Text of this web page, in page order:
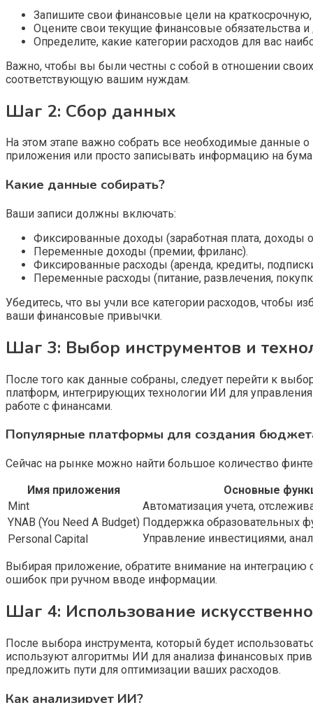
Запишите свои финансовые цели на
Оцените свои текущие финансовые обязательства
Определите, какие категории расходов для вас
Важно, чтобы вы были честны с собой в отношении
соответствующую вашим нуждам.
Шаг 2: Сбор данных
На этом этапе важно собрать все необходимые данные
приложения или просто записывать информацию на
Какие данные собирать?
Ваши записи должны включать:
Фиксированные доходы (заработная плата, доходы
Переменные доходы (премии, фриланс).
Фиксированные расходы (аренда, кредиты,
Переменные расходы (питание, развлечения,
Убедитесь, что вы учли все категории расходов, чтобы
ваши финансовые привычки.
Шаг 3: Выбор инструментов и
После того как данные собраны, следует перейти к
платформ, интегрирующих технологии ИИ для
работе с финансами.
Популярные платформы для создания
Сейчас на рынке можно найти большое количество
Имя приложения
Основные
Mint
Автоматизация учета,
YNAB (You Need A Budget) Поддержка образовательных
Personal Capital
Управление инвестициями,
Выбирая приложение, обратите внимание на
ошибок при ручном вводе информации.
Шаг 4: Использование
После выбора инструмента, который будет
используют алгоритмы ИИ для анализа финансовых
предложить пути для оптимизации ваших расходов.
Как анализирует ИИ?